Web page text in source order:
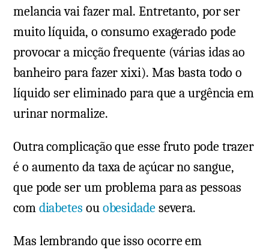
melancia vai fazer mal. Entretanto, por ser
muito líquida, o consumo exagerado pode
provocar a micção frequente (várias idas ao
banheiro para fazer xixi). Mas basta todo o
líquido ser eliminado para que a urgência em
urinar normalize.
Outra complicação que esse fruto pode trazer
é o aumento da taxa de açúcar no sangue,
que pode ser um problema para as pessoas
comdiabetes ouobesidadesevera.
Mas lembrando que isso ocorre em